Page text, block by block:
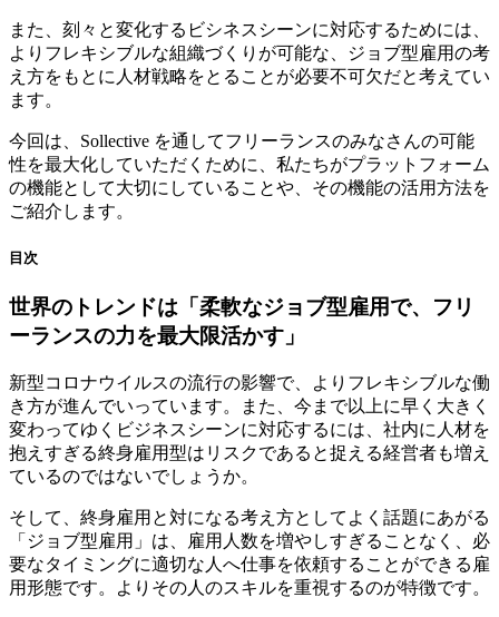
また、刻々と変化するビシネスシーンに対応するためには、
よりフレキシブルな組織づくりが可能な、ジョブ型雇用の考
え方をもとに人材戦略をとることが必要不可欠だと考えてい
ます。
今回は、Sollective を通してフリーランスのみなさんの可能
性を最大化していただくために、私たちがプラットフォーム
の機能として大切にしていることや、その機能の活用方法を
ご紹介します。
目次
世界のトレンドは「柔軟なジョブ型雇用で、フリ
ーランスの力を最大限活かす」
新型コロナウイルスの流行の影響で、よりフレキシブルな働
き方が進んでいっています。また、今まで以上に早く大きく
変わってゆくビジネスシーンに対応するには、 社内に人材を
抱えすぎる終身雇用型はリスクであると捉える経営者も増え
ているのではないでしょうか。
そして、終身雇用と対になる考え方としてよく話題にあがる
「ジョブ型雇用」は、雇用人数を増やしすぎることなく、必
要なタイミングに適切な人へ仕事を依頼することができる 雇
用形態です。よりその人のスキルを重視するのが特徴です。